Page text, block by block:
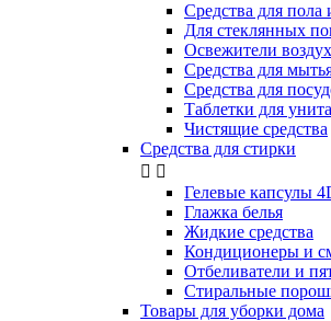
Cредства для пола
Для стеклянных
Освежители
Средства для
Средства для
Таблетки для
Чистящие средства
Средства для стирки
 
Гелевые капсулы
Глажка белья
Жидкие средства
Кондиционеры и
Отбеливатели и
Стиральные
Товары для уборки дома